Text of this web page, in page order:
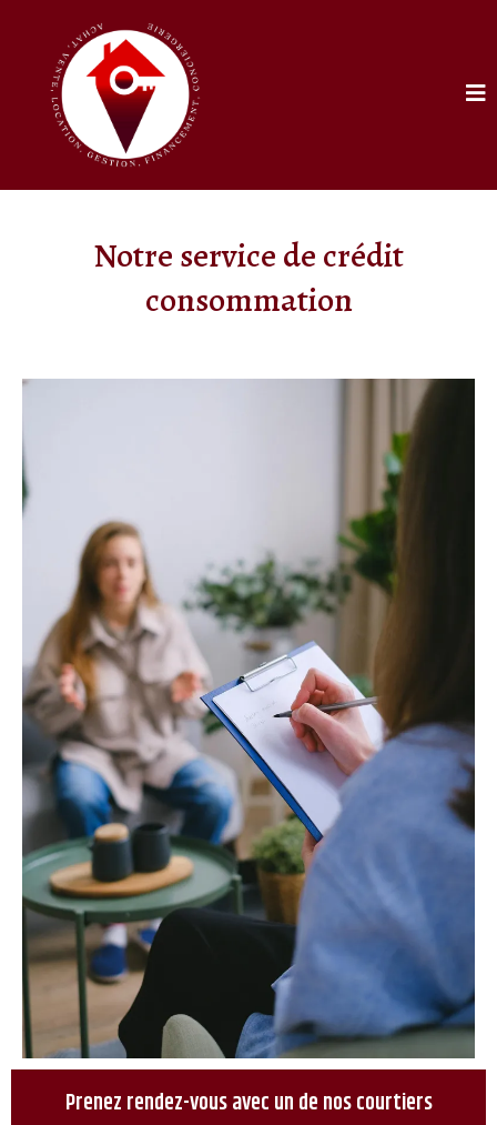
Notre service de crédit
consommation
Prenez rendez-vous avec un de nos courtiers